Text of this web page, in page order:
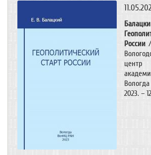
России
2023. –